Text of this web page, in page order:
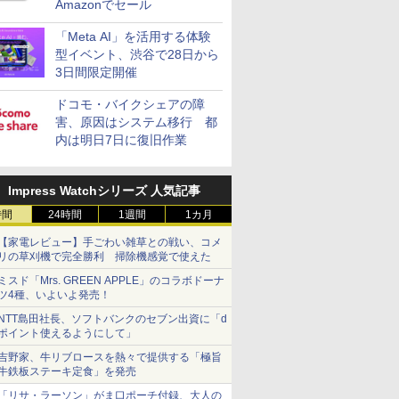
Amazonでセール
「Meta AI」を活用する体験
型イベント、渋谷で28日から
3日間限定開催
ドコモ・バイクシェアの障
害、原因はシステム移行 都
内は明日7日に復旧作業
Impress Watchシリーズ 人気記事
24時間 1週間 1カ月
家電レビュー】手ごわい雑草との戦い、コメ
の草刈機で完全勝利 掃除機感覚で使えた
スド「Mrs. GREEN APPLE」のコラボドーナ
4種、いよいよ発売！
島田社長、ソフトバンクのセブン出資に「d
イント使えるようにして」
野家、牛リブロースを熱々で提供する「極旨
鉄板ステーキ定食」を発売
リサ・ラーソン」がま口ポーチ付録、大人の